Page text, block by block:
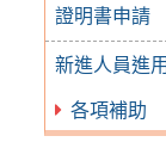
證明書申請
新進人員進
各項補助